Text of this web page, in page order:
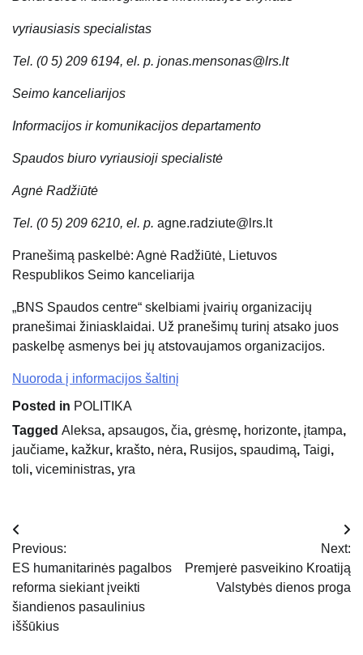
vyriausiasis specialistas
Tel. (0 5) 209 6194, el. p. jonas.mensonas@lrs.lt
Seimo kanceliarijos
Informacijos ir komunikacijos departamento
Spaudos biuro vyriausioji specialistė
Agnė Radžiūtė
Tel. (0 5) 209 6210, el. p. agne.radziute@lrs.lt
Pranešimą paskelbė: Agnė Radžiūtė, Lietuvos
Respublikos Seimo kanceliarija
„BNS Spaudos centre“ skelbiami įvairių organizacijų
pranešimai žiniasklaidai. Už pranešimų turinį atsako juos
paskelbę asmenys bei jų atstovaujamos organizacijos.
Nuoroda į informacijos šaltinį
Posted in POLITIKA
Tagged Aleksa, apsaugos, čia, grėsmę, horizonte, įtampa,
jaučiame, kažkur, krašto, nėra, Rusijos, spaudimą, Taigi,
toli, viceministras, yra
Navigacija
tarp
įrašų
Previous:
ES humanitarinės pagalbos
reforma siekiant įveikti
šiandienos pasaulinius
iššūkius
Next:
Premjerė pasveikino Kroatiją
Valstybės dienos proga